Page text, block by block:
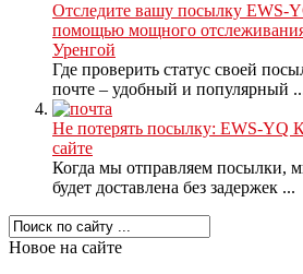
Отследите вашу посылку EWS-
помощью мощного
Уренгой
Где проверить статус своей
почте – удобный и популярный
Не потерять посылку: EWS-YQ
сайте
Когда мы отправляем посылки,
будет доставлена без задержек ...
Новое на сайте